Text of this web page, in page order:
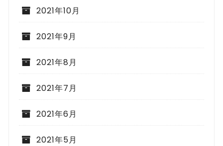
2021年10月
2021年9月
2021年8月
2021年7月
2021年6月
2021年5月